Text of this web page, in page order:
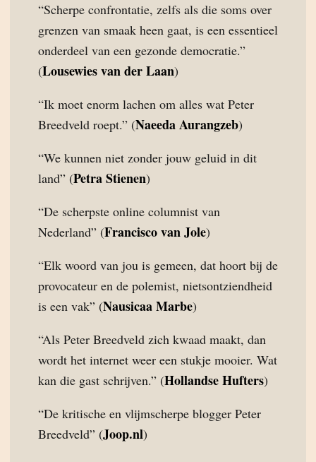
“Scherpe confrontatie, zelfs als die soms over
grenzen van smaak heen gaat, is een essentieel
onderdeel van een gezonde democratie.”
(Lousewies van der Laan)
“Ik moet enorm lachen om alles wat Peter
Breedveld roept.” (Naeeda Aurangzeb)
“We kunnen niet zonder jouw geluid in dit
land” (Petra Stienen)
“De scherpste online columnist van
Nederland” (Francisco van Jole)
“Elk woord van jou is gemeen, dat hoort bij de
provocateur en de polemist, nietsontziendheid
is een vak” (Nausicaa Marbe)
“Als Peter Breedveld zich kwaad maakt, dan
wordt het internet weer een stukje mooier. Wat
kan die gast schrijven.” (Hollandse Hufters)
“De kritische en vlijmscherpe blogger Peter
Breedveld” (Joop.nl)